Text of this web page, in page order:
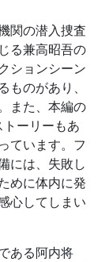
関の潜入捜査
る兼高昭吾の
ションシーン
ものがあり、
また、本編の
ーリーもあ
ています。フ
には、失敗し
めに体内に発
心してしまい
ある阿内将